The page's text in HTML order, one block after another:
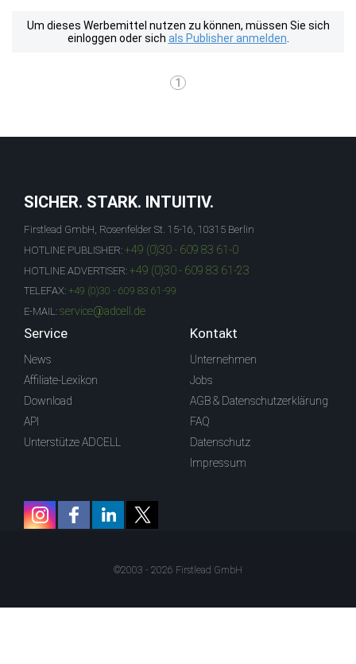
Um dieses Werbemittel nutzen zu können, müssen Sie sich
einloggen oder sich als Publisher anmelden
1
SICHER. STARK. INTUITIV.
Firstlead GmbH, Rosenfelder St. 15-16, 10315 Berlin
HOTLINE PUBLISHER: +49 (0)30 - 609 83 61-0
HOTLINE ADVERTISER: +49 (0)30 - 609 83 61-23
TELEFAX: +49 (0)30 - 609 83 61-99
E-MAIL: service@adcell.de
Service
News
Affiliate-Lexikon
Download
API
Unterstütze ADCELL
Kontakt
Unternehmen
Jobs
AGB & Datenschutzerklärung
FAQ
Datenschutz
Impressum
©2003 - 2026 Firstlead GmbH